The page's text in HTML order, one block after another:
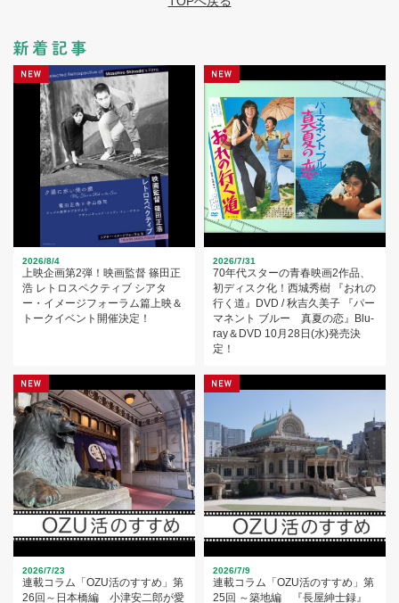
2026/8/4
上映企画第2弾！映画監督 篠田正
浩 レトロスペクティブ シアタ
ー・イメージフォーラム篇上映＆
トークイベント開催決定！
2026/7/31
70年代スターの青春映画2作品、
初ディスク化！西城秀樹 『おれの
行く道』DVD / 秋吉久美子 『パー
マネント ブルー 真夏の恋』Blu-
ray＆DVD 10月28日(水)発売決
定！
2026/7/23
連載コラム「OZU活のすすめ」第
26回～日本橋編 小津安二郎が愛
2026/7/9
連載コラム「OZU活のすすめ」第
25回 ～築地編 『長屋紳士録』